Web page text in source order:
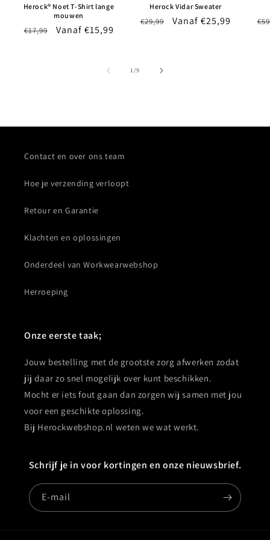
Herock® Noet T-Shirt lange
mouwen
Normale
€17,99 Aanbiedingsprijs
Vanaf €15,99
Herock Vidar Sweater
Normale
€29,99 Aanbiedingsprijs
Vanaf €25,99
1/van
9
Contact en over ons team
Hoe je verzending verloopt
Retour en Garantie
Klachten en oplossingen
Onderdeel van Workwearwebshop
Herroeping
Onze eerste taak;
Jouw bestelling met de grootste zorg afwerken zodat
jij daar zo snel mogelijk over kunt beschikken.
Mocht er iets fout gaan dan zorgen wij samen met jou
voor een geschikte oplossing.
Bij Herockwebshop.nl weten we wat werkt.
Schrijf je in voor kortingen en onze nieuwsbrief.
E‑mail